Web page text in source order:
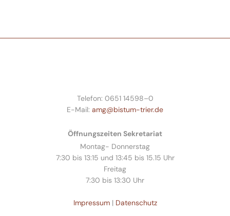
Telefon: 0651 14598–0
E-Mail: amg@bistum-trier.de
Öffnungszeiten Sekretariat
Montag- Donnerstag
7:30 bis 13:15 und 13:45 bis 15.15 Uhr
Freitag
7:30 bis 13:30 Uhr
Impressum| Datenschutz